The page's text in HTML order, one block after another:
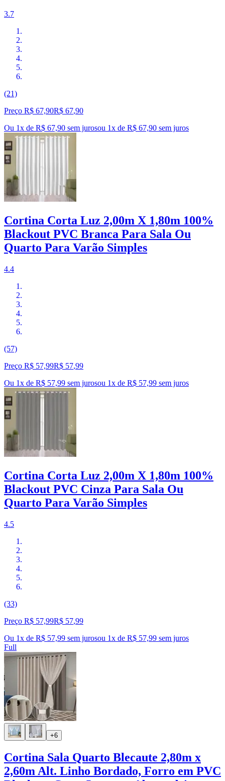
3.7
(21)
Preço R$ 67,90R$ 67,90
Ou 1x de R$ 67,90 sem jurosou 1x de R$ 67,90 sem juros
Cortina Corta Luz 2,00m X 1,80m 100%
Blackout PVC Branca Para Sala Ou
Quarto Para Varão Simples
4.4
(57)
Preço R$ 57,99R$ 57,99
Ou 1x de R$ 57,99 sem jurosou 1x de R$ 57,99 sem juros
Cortina Corta Luz 2,00m X 1,80m 100%
Blackout PVC Cinza Para Sala Ou
Quarto Para Varão Simples
4.5
(33)
Preço R$ 57,99R$ 57,99
Ou 1x de R$ 57,99 sem jurosou 1x de R$ 57,99 sem juros
Full
+6
Cortina Sala Quarto Blecaute 2,80m x
2,60m Alt. Linho Bordado, Forro em PVC